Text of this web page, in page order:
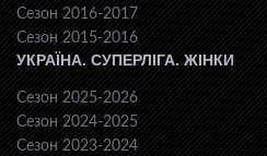
Сезон 2016-2017
Сезон 2015-2016
УКРАЇНА. СУПЕРЛІГА. ЖІНКИ
Сезон 2025-2026
Сезон 2024-2025
Сезон 2023-2024